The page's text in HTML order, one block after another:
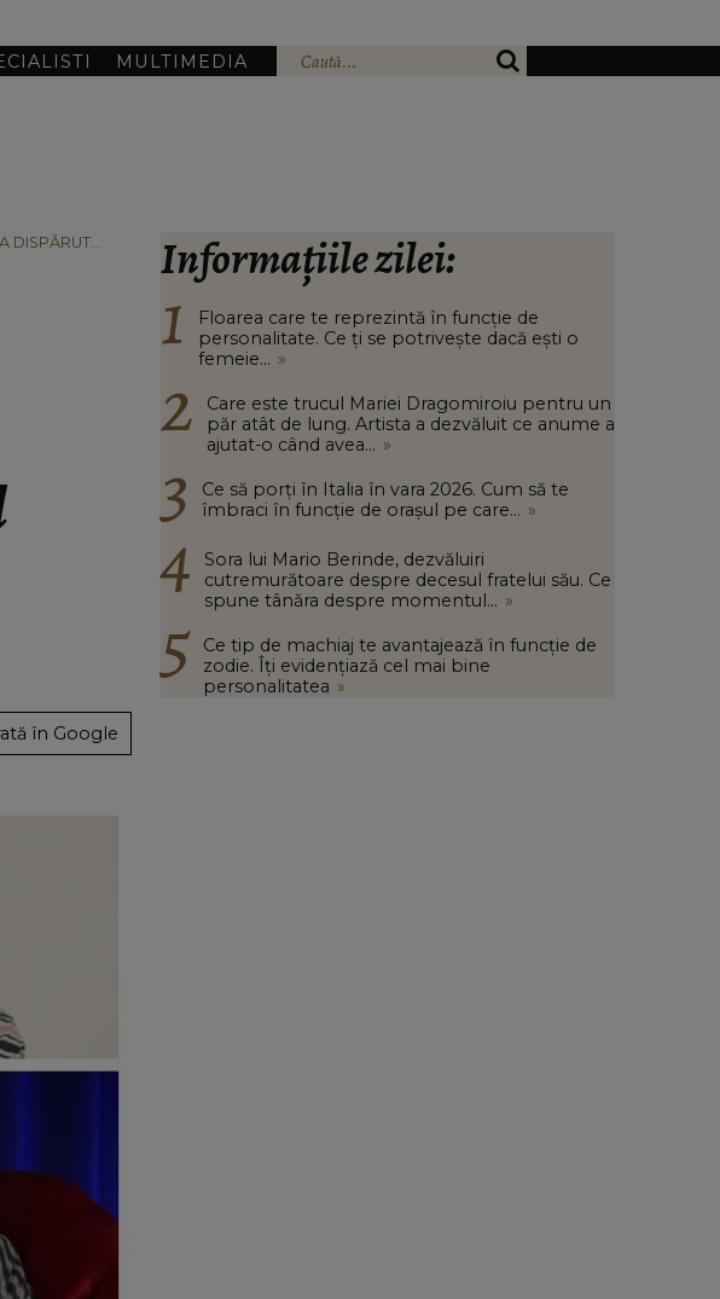
MULTIMEDIA
DISPĂRUT
în Google
Informațiile zilei:
Floarea care te reprezintă în funcție de
personalitate. Ce ți se potrivește dacă ești o
femeie... »
Care este trucul Mariei Dragomiroiu pentru un
păr atât de lung. Artista a dezvăluit ce anume a
ajutat-o când avea... »
Ce să porți în Italia în vara 2026. Cum să te
îmbraci în funcție de orașul pe care... »
Sora lui Mario Berinde, dezvăluiri
cutremurătoare despre decesul fratelui său. Ce
spune tânăra despre momentul... »
Ce tip de machiaj te avantajează în funcție de
zodie. Îți evidențiază cel mai bine
personalitatea »